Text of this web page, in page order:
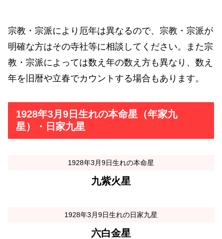
宗教・宗派により厄年は異なるので、宗教・宗派が
明確な方はその寺社等に相談してください。また宗
教・宗派によっては数え年の数え方も異なり、数え
年を旧暦や立春でカウントする場合もあります。
1928年3月9日生れの本命星（年家九
星）・日家九星
1928年3月9日生れの本命星
九紫火星
1928年3月9日生れの日家九星
六白金星